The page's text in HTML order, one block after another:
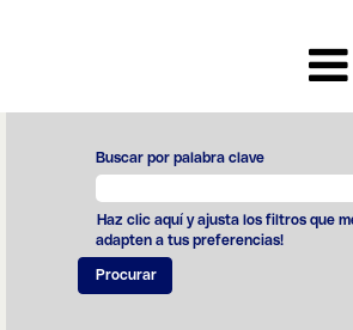
Buscar por palabra clave
Haz clic aquí y ajusta los filtros que
adapten a tus preferencias!